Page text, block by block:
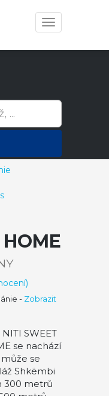
Toggle
navigation
- Zobrazit
SWEET
se nachází
se
Shkëmbi
300 metrů